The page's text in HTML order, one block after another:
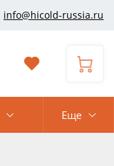
info@hicold-russia.ru
Еще